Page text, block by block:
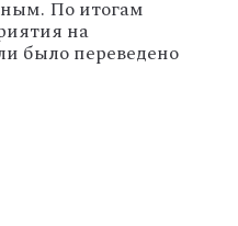
По итогам
на
было переведено